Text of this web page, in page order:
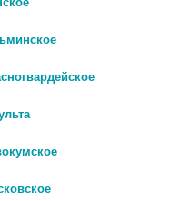
2МГ/МЛ. 2МЛ.